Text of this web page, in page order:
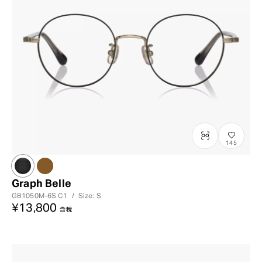
145
Graph Belle
GB1050M-6SC1 / Size: S
¥13,800 含稅